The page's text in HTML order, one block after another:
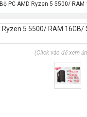
Bộ PC AMD Ryzen 5 5500/
(Click vào để xem